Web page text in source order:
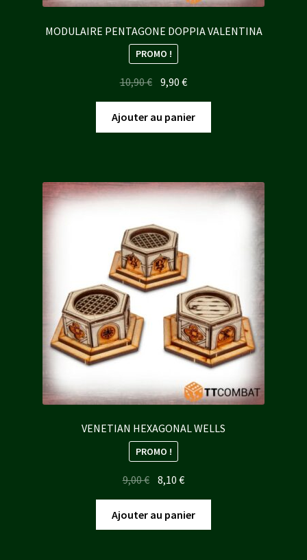
MODULAIRE PENTAGONE DOPPIA VALENTINA
PROMO !
10,90€ Le
prix
initial
était :
9,90€Le
prix
actuel
est :
Ajouter au panier
VENETIAN HEXAGONAL WELLS
PROMO !
9,00€ Le
initial
était :
8,10€Le
actuel
est :
Ajouter au panier